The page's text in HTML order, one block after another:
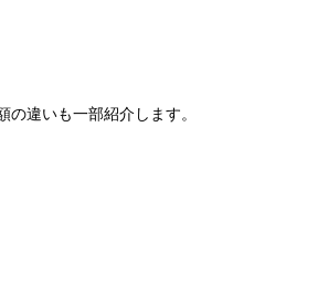
違いも一部紹介します。